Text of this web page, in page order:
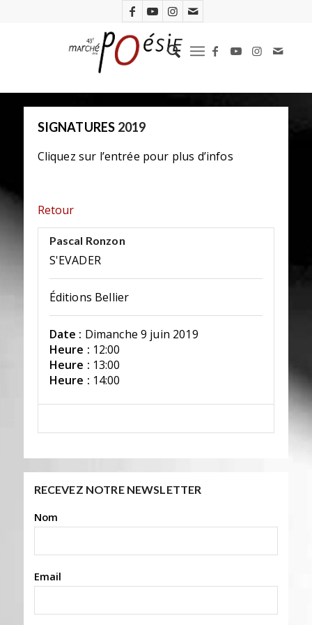
SIGNATURES 2019
Cliquez sur l’entrée pour plus d’infos
Retour
Pascal Ronzon
S'EVADER
Éditions Bellier
Date : Dimanche 9 juin 2019
Heure : 12:00
Heure : 13:00
Heure : 14:00
RECEVEZ NOTRE NEWSLETTER
Nom
Email